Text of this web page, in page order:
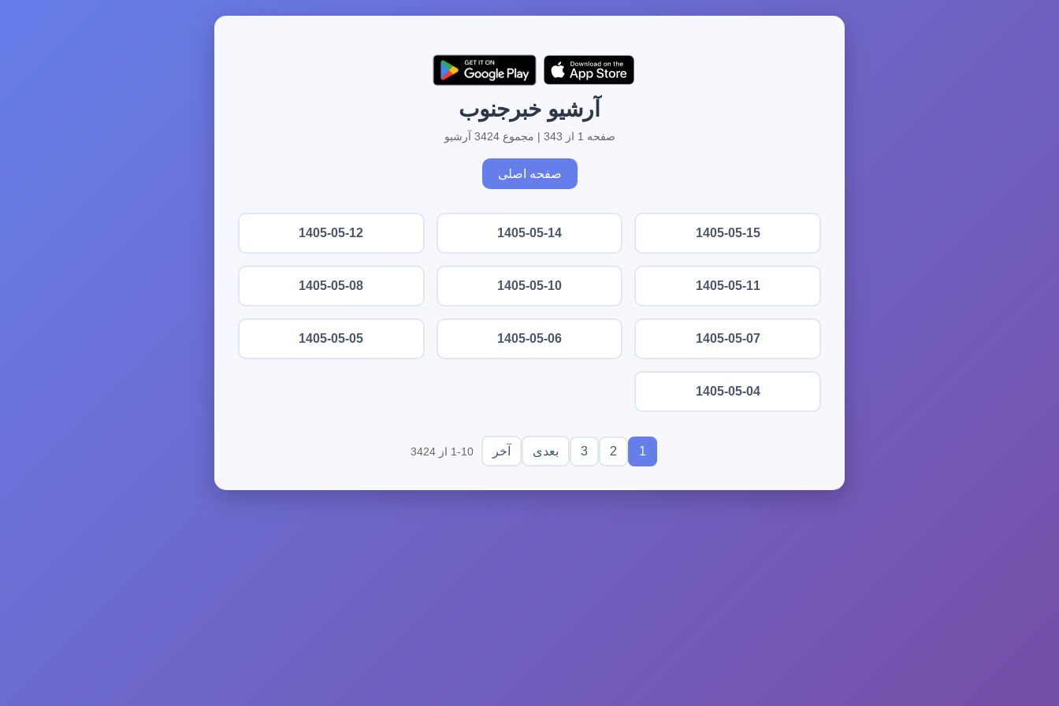
آرشیو خبرجنوب
صفحه 1 از 343 | مجموع 3424 آرشیو
صفحه اصلی
1405-05-15
1405-05-14
1405-05-12
1405-05-11
1405-05-10
1405-05-08
1405-05-07
1405-05-06
1405-05-05
1405-05-04
1
2
3 بعدی آخر 1-10 از 3424